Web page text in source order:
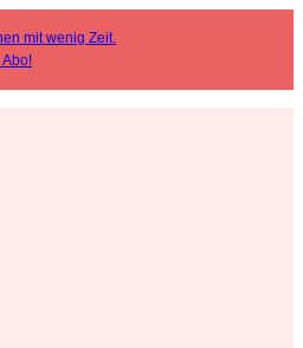
mit wenig Zeit.
Abo!